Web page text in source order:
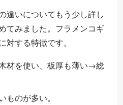
違いについてもう少し詳し
てみました。フラメンコギ
対する特徴です。
材を使い、板厚も薄い→総
ものが多い。